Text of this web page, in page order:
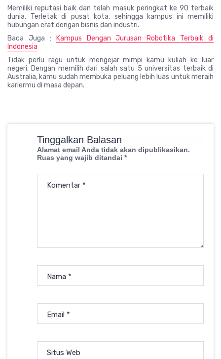
Memiliki reputasi baik dan telah masuk peringkat ke 90 terbaik
dunia. Terletak di pusat kota, sehingga kampus ini memiliki
hubungan erat dengan bisnis dan industri.
Baca Juga :
Kampus Dengan Jurusan Robotika Terbaik di
Indonesia
Tidak perlu ragu untuk mengejar mimpi kamu kuliah ke luar
negeri. Dengan memilih dari salah satu 5 universitas terbaik di
Australia, kamu sudah membuka peluang lebih luas untuk meraih
kariermu di masa depan.
Tinggalkan Balasan
Alamat email Anda tidak akan dipublikasikan.
Ruas yang wajib ditandai *
Komentar *
Nama *
Email *
Situs Web